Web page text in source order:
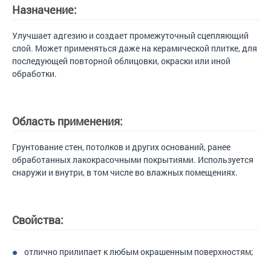
Назначение:
Улучшает адгезию и создает промежуточный сцепляющий
слой. Может применяться даже на керамической плитке, для
последующей повторной облицовки, окраски или иной
обработки.
Область применения:
Грунтование стен, потолков и других оснований, ранее
обработанных лакокрасочными покрытиями. Используется
снаружи и внутри, в том числе во влажных помещениях.
Свойства:
отлично прилипает к любым окрашенным поверхностям;